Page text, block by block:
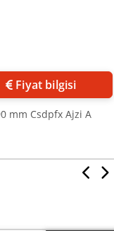
Fiyat bilgisi
mm Csdpfx Ajzi A